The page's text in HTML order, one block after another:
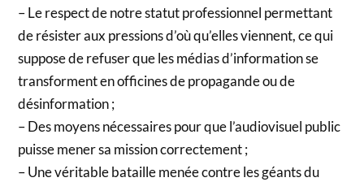
– Le respect de notre statut professionnel permettant
de résister aux pressions d’où qu’elles viennent, ce qui
suppose de refuser que les médias d’information se
transforment en officines de propagande ou de
désinformation ;
– Des moyens nécessaires pour que l’audiovisuel public
puisse mener sa mission correctement ;
– Une véritable bataille menée contre les géants du